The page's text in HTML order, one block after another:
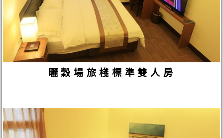
曬穀場旅棧標準雙人房